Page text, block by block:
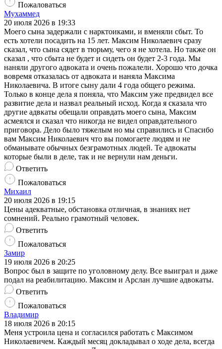
Пожаловаться
Мухаммед
20 июля 2026 в 19:33
Моего сына задержали с нарктоиками, и вменяли сбыт. То
есть хотели посадить на 15 лет. Максим Николаевич сразу
сказал, что сына сядет в тюрьму, чего я не хотела. Но также он
сказал , что сбыта не будет и сидеть он будет 2-3 года. Мы
наняли другого адвоката и очень пожалели. Хорошо что дочка
вовремя отказалась от адвоката и наняла Максима
Николаевича. В итоге сыну дали 4 года общего режима.
Только в конце дела я поняла, что Максим уже предвидел все
развитие дела и назвал реальный исход. Когда я сказала что
другие адвкаты обещали оправдать моего сына, Максим
асмеялся и сказал что никогда не видел оправдательного
приговора. Дело было тяжелым но мы справились и Спасибо
вам Максим Николаевич что вы помогаете людям и не
обманывате обычных безграмотных людей. Те адвокаты
которые были в деле, так и не вернули нам деньги.
Ответить
Пожаловаться
Михаил
20 июля 2026 в 19:15
Цены адекватные, обстановка отличная, в знаниях нет
сомнений. Реально грамотный человек.
Ответить
Пожаловаться
Замир
19 июля 2026 в 20:25
Вопрос был в защите по уголовному делу. Все выиграл и даже
подал на реабилитацию. Максим и Арслан лучшие адвокаты.
Ответить
Пожаловаться
Владимир
18 июля 2026 в 20:15
Меня устроила цена и согласился работать с Максимом
Николаевичем. Каждый месяц докладывал о ходе дела, всегда